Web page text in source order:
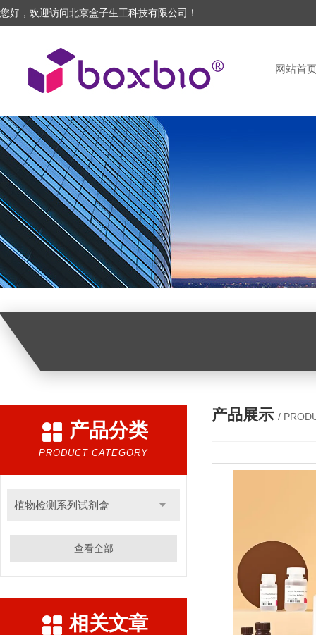
您好，欢迎访问北京盒子生工科技有限公司！
网站首
产品分类
PRODUCT CATEGORY
植物检测系列试剂盒
查看全部
相关文章
产品展示 /